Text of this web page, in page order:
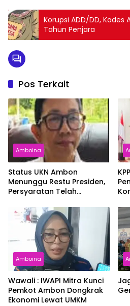
Korupsi ADD/DD, Kades
Tahun Penjara
Pos Terkait
Amboina
Status UKN Ambon
Menunggu Restu Presiden,
Persyaratan Telah
Amboina
Wawali : IWAPI Mitra Kunci
Pemkot Ambon Dongkrak
Ekonomi Lewat UMKM